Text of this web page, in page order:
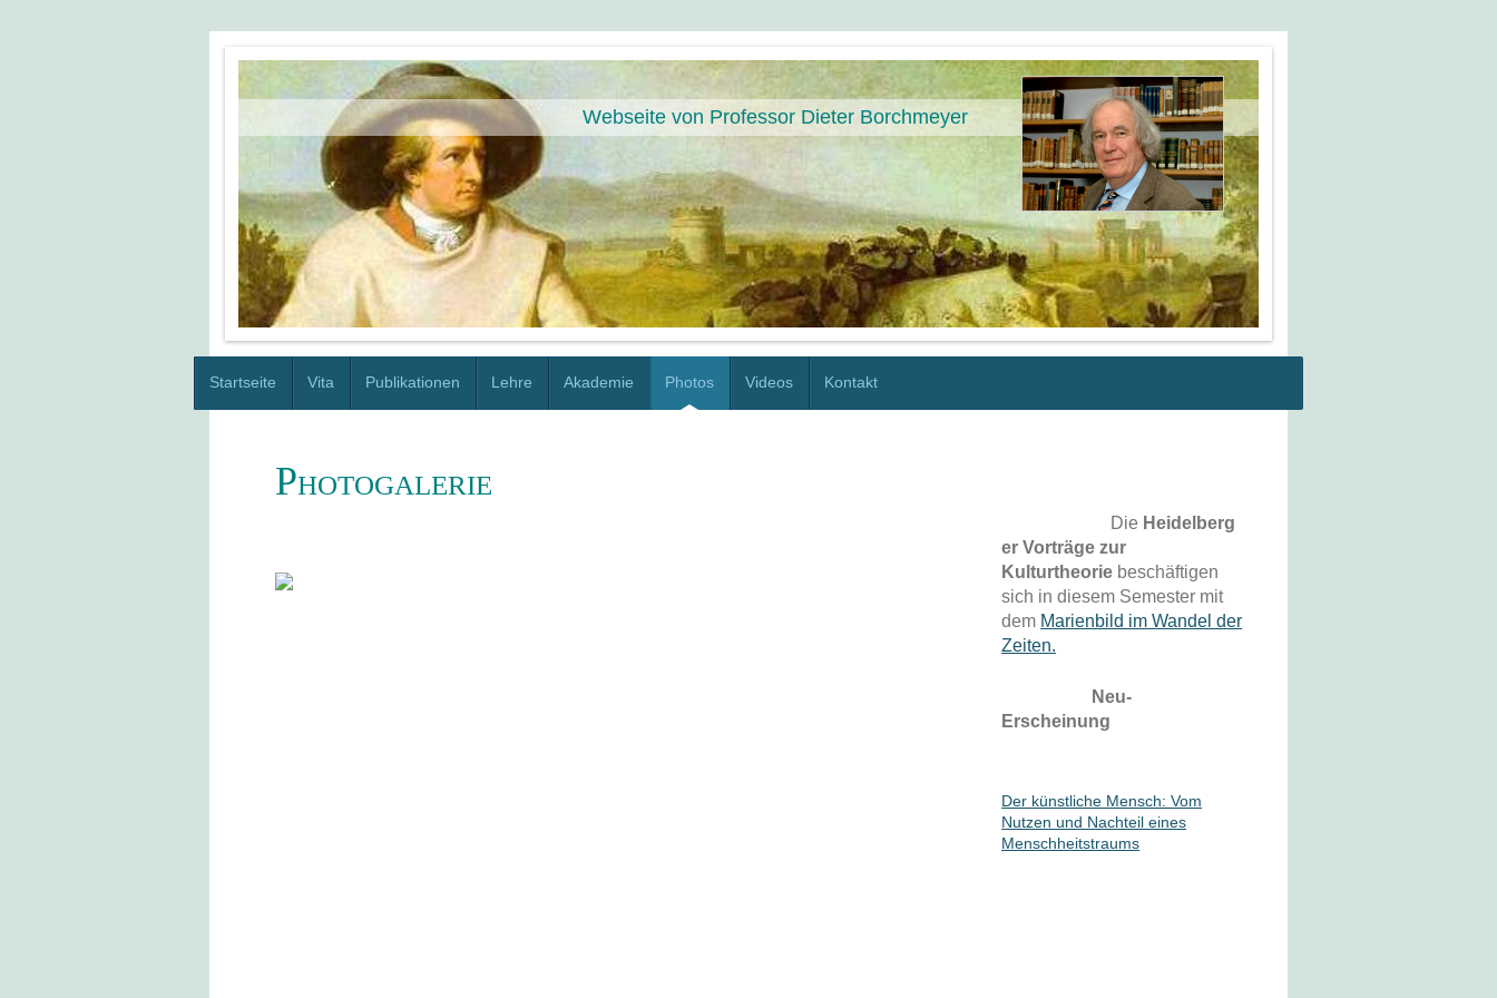
Webseite von Professor Dieter Borchmeyer
Startseite Vita Publikationen Lehre Akademie Photos Videos Kontakt
Photogalerie
Die Heidelberg
er Vorträge zur
Kulturtheorie beschäftigen
sich in diesem Semester mit
dem Marienbild im Wandel der
Zeiten.
Neu-
Erscheinung
Der künstliche Mensch: Vom
Nutzen und Nachteil eines
Menschheitstraums